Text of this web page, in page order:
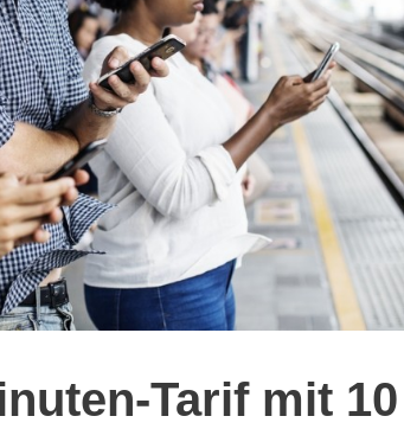
Tarif mit 10